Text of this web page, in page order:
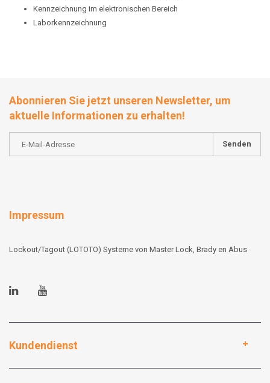
Kennzeichnung im elektronischen Bereich
Laborkennzeichnung
Abonnieren Sie jetzt unseren Newsletter, um
aktuelle Informationen zu erhalten!
Senden
Impressum
Lockout/Tagout (LOTOTO) Systeme von Master Lock, Brady en Abus
Kundendienst